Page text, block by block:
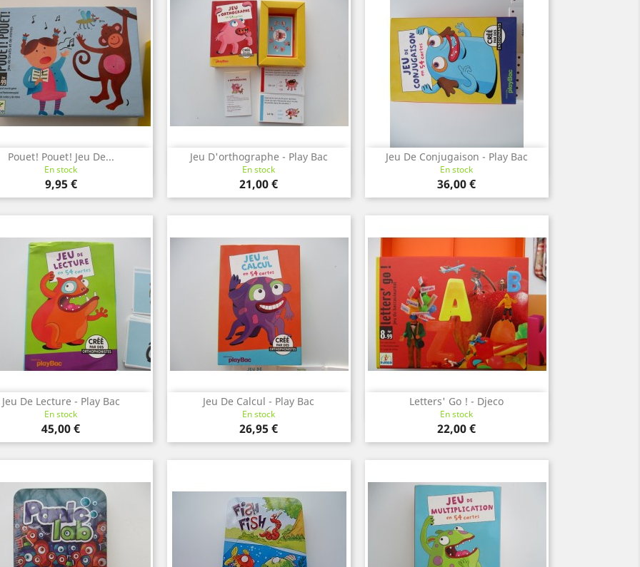
Pouet! Pouet! Jeu De...
En stock
Prix
9,95 €
Aperçu rapide Jeu D'orthographe - Play Bac
En stock
Prix
21,00 €
Aperçu rapide Jeu De Conjugaison - Play Bac
En stock
Prix
36,00 €
Aperçu rapide
Jeu De Lecture - Play Bac
En stock
Prix
45,00 €
Aperçu rapide Jeu De Calcul - Play Bac
En stock
Prix
26,95 €
Aperçu rapide Letters' Go ! - Djeco
En stock
Prix
22,00 €
Aperçu rapide